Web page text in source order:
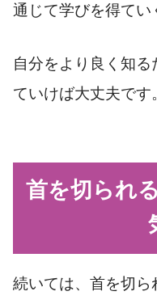
通じて学びを得てい
自分をより良く知
ていけば大丈夫です
首を切られ
続いては、首を切